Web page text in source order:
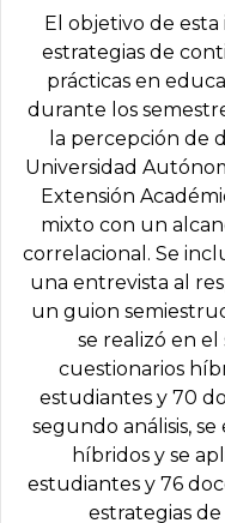
El objetivo de
estrategias de
prácticas en
durante los
la percepción de
Universidad
Extensión
mixto con un
correlacional. Se
una entrevista al
un guion
se realizó en
cuestionarios
estudiantes y 70
segundo análisis,
híbridos y se
estudiantes y 76
estrategias